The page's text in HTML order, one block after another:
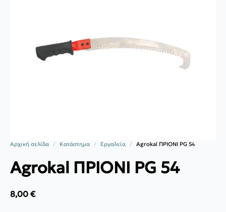
Αρχική σελίδα Κατάστημα Εργαλεία Agrokal ΠΡΙΟΝΙ PG 54
Agrokal ΠΡΙΟΝΙ PG 54
8,00 €